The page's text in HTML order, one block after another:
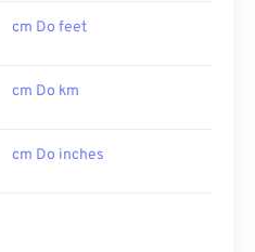
cm Do feet
cm Do km
cm Do inches